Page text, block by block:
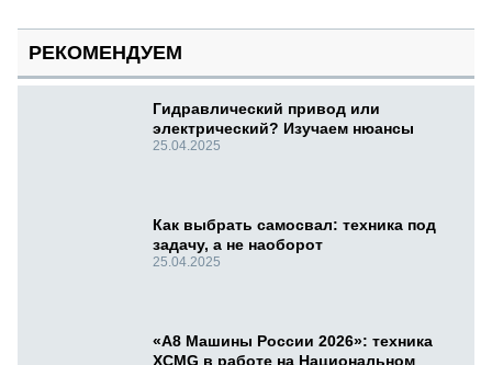
РЕКОМЕНДУЕМ
Гидравлический привод или
электрический? Изучаем нюансы
25.04.2025
Как выбрать самосвал: техника под
задачу, а не наоборот
25.04.2025
«А8 Машины России 2026»: техника
XCMG в работе на Национальном